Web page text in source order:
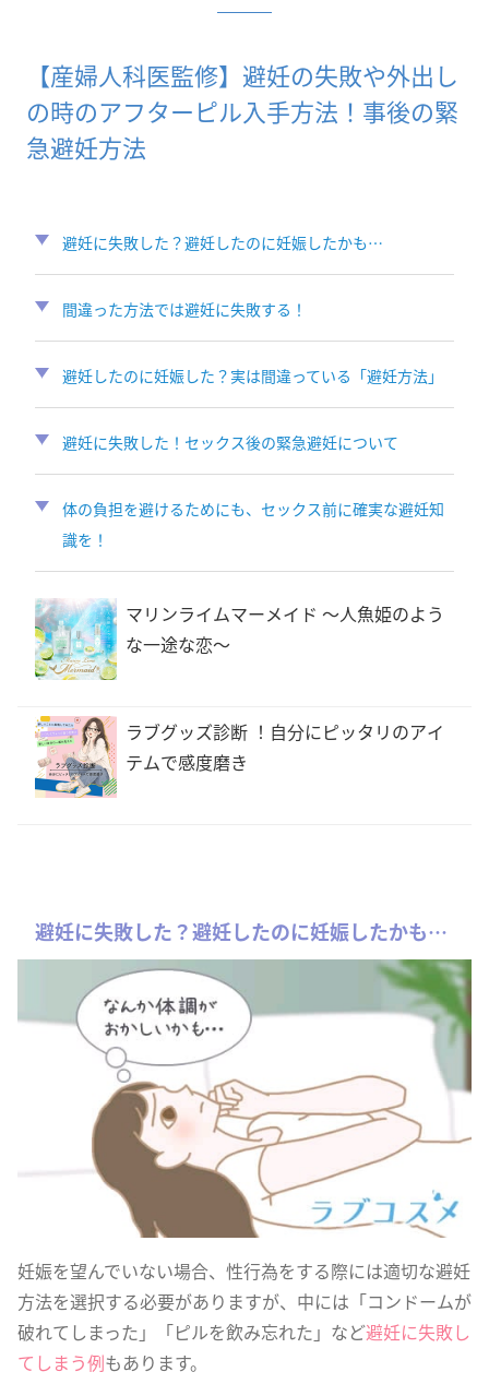
【産婦人科医監修】避妊の失敗や外出し
の時のアフターピル入手方法！事後の緊
急避妊方法
避妊に失敗した？避妊したのに妊娠したかも…
間違った方法では避妊に失敗する！
避妊したのに妊娠した？実は間違っている「避妊方法」
避妊に失敗した！セックス後の緊急避妊について
体の負担を避けるためにも、セックス前に確実な避妊知
識を！
マリンライムマーメイド 〜人魚姫のよう
な一途な恋〜
ラブグッズ診断 ！自分にピッタリのアイ
テムで感度磨き
避妊に失敗した？避妊したのに妊娠したかも…
妊娠を望んでいない場合、性行為をする際には適切な避妊
方法を選択する必要がありますが、中には「コンドームが
破れてしまった」「ピルを飲み忘れた」など避妊に失敗し
てしまう例もあります。